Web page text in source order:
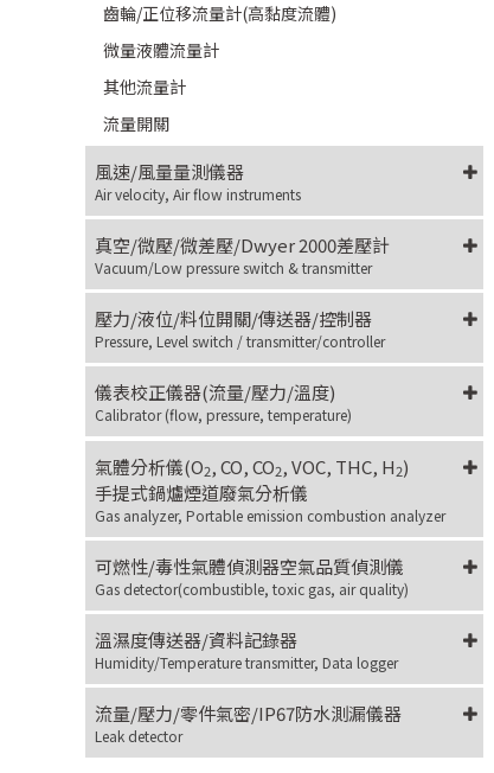
齒輪/正位移流量計(高黏度流體)
微量液體流量計
其他流量計
流量開關
風速/風量量測儀器
Air velocity, Air flow instruments
真空/微壓/微差壓/Dwyer 2000差壓計
Vacuum/Low pressure switch & transmitter
壓力/液位/料位開關/傳送器/控制器
Pressure, Level switch / transmitter/controller
儀表校正儀器(流量/壓力/溫度)
Calibrator (flow, pressure, temperature)
氣體分析儀(O2, CO, CO2, VOC, THC, H2)
手提式鍋爐煙道廢氣分析儀
Gas analyzer, Portable emission combustion analyzer
可燃性/毒性氣體偵測器空氣品質偵測儀
Gas detector(combustible, toxic gas, air quality)
溫濕度傳送器/資料記錄器
Humidity/Temperature transmitter, Data logger
流量/壓力/零件氣密/IP67防水測漏儀器
Leak detector